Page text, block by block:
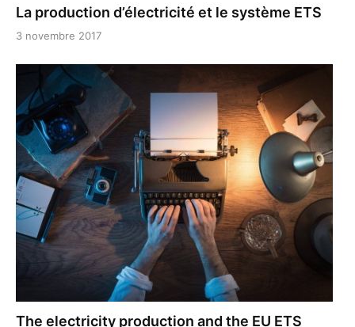
La production d’électricité et le système ETS
3 novembre 2017
The electricity production and the EU ETS